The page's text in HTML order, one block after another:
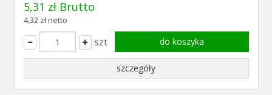
5,31 zł Brutto
4,32 zł netto
szt do koszyka
szczegóły